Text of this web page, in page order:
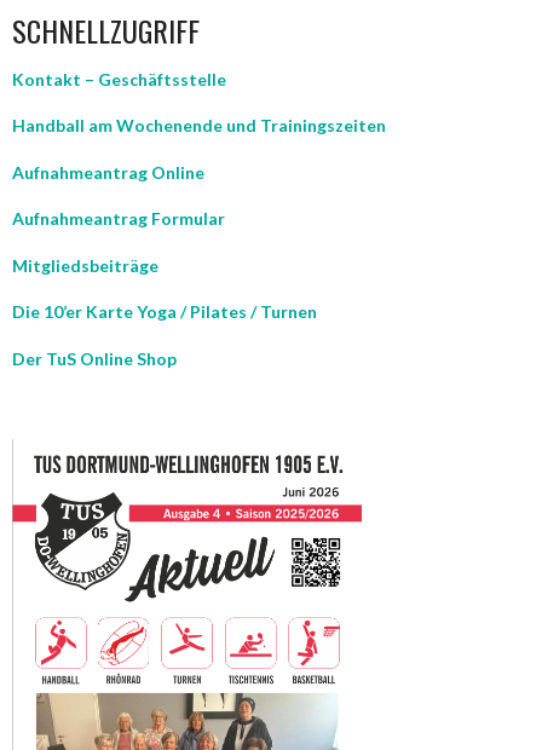
SCHNELLZUGRIFF
Kontakt – Geschäftsstelle
Handball am Wochenende und Trainingszeiten
Aufnahmeantrag Online
Aufnahmeantrag Formular
Mitgliedsbeiträge
Die 10’er Karte Yoga / Pilates / Turnen
Der TuS Online Shop